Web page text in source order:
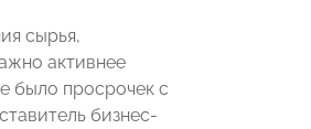
сырья,
активнее
было просрочек с
бизнес-